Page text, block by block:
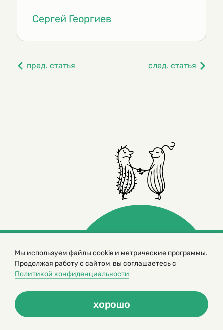
Сергей Георгиев
пред. статья след. статья
© 2000 – 2026. Кукумбер. Литературный иллюстрированный
журнал для детей
Копирование материалов возможно только с разрешения редакторов
Политика конфиденциальности
Мы используем файлы cookie и метрические программы.
Продолжая работу с сайтом, вы соглашаетесь с
Политикой конфиденциальности
хорошо